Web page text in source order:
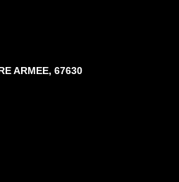
alsace.fr
ARMEE, 67630